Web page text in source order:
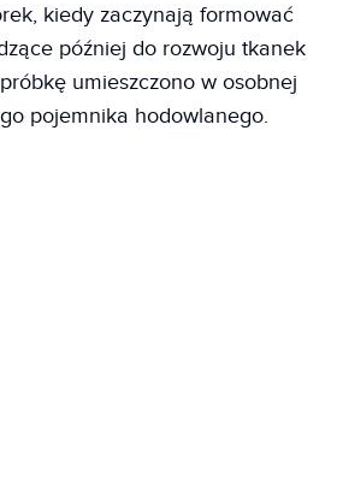
kiedy zaczynają formować
później do rozwoju tkanek
umieszczono w osobnej
pojemnika hodowlanego.